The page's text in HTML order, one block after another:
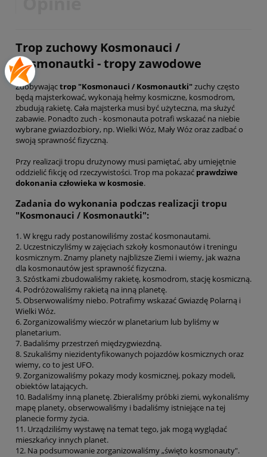
Trop zuchowy Kosmonauci /
Kosmonautki - tropy zawodowe
Zdobywająctrop "Kosmonauci / Kosmonautki"zuchy często
będą majsterkować, wykonają hełmy kosmiczne, kosmodrom,
zbudują rakietę. Cała majsterka musi być użyteczna, ma służyć
zabawie. Ponadto zuch - kosmonauta potrafi wskazać na niebie
wybrane gwiazdozbiory, np. Wielki Wóz, Mały Wóz oraz zadbać o
swoją sprawność fizyczną.
Przy realizacji tropu drużynowy musi pamiętać, aby umiejętnie
oddzielić fikcję od rzeczywistości. Trop ma pokazać prawdziwe
dokonania człowieka w kosmosie.
Zadania do wykonania podczas realizacji tropu
"Kosmonauci / Kosmonautki":
1. W kręgu rady postanowiliśmy zostać kosmonautami.
2. Uczestniczyliśmy w zajęciach szkoły kosmonautów i treningu
kosmicznym. Znamy planety najbliższe Ziemi i wiemy, jak ważna
dla kosmonautów jest sprawność fizyczna.
3. Szóstkami zbudowaliśmy rakietę, kosmodrom, stację kosmiczną.
4. Podróżowaliśmy rakietą na inną planetę.
5. Obserwowaliśmy niebo. Potrafimy wskazać Gwiazdę Polarną i
Wielki Wóz.
6. Zorganizowaliśmy wieczór w planetarium lub byliśmy w
planetarium.
7. Badaliśmy przestrzeń międzygwiezdną.
8. Szukaliśmy niezidentyfikowanych pojazdów kosmicznych oraz
wiemy, co to jest UFO.
9. Zorganizowaliśmy pokazy mody kosmicznej, pokazy modeli,
obiektów latających.
10. Badaliśmy inną planetę. Zbieraliśmy próbki ziemi, wykonaliśmy
mapę planety, obserwowaliśmy i badaliśmy istniejące na tej
planecie formy życia.
11. Urządziliśmy wystawę na temat tego, jak mogą wyglądać
mieszkańcy innych planet.
12. Na podsumowanie zorganizowaliśmy „święto kosmonauty".